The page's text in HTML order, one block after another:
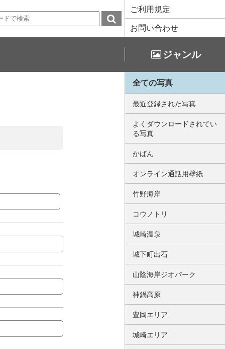
ご利用規定
お問い合わせ
ジャンル
全ての写真
最近登録された写真
よくダウンロードされてい
る写真
かばん
オンライン通話用壁紙
竹野海岸
コウノトリ
城崎温泉
城下町出石
山陰海岸ジオパーク
神鍋高原
豊岡エリア
城崎エリア